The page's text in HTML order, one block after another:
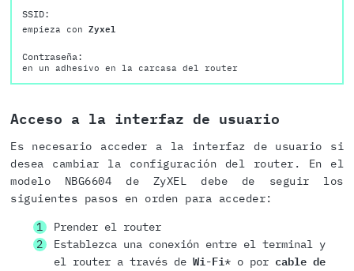
SSID:
empieza con Zyxel
Contraseña:
en un adhesivo en la carcasa del router
Acceso a la interfaz de usuario
Es necesario acceder a la interfaz de usuario si
desea cambiar la configuración del router. En el
modelo NBG6604 de ZyXEL debe de seguir los
siguientes pasos en orden para acceder:
Prender el router
Establezca una conexión entre el terminal y
el router a través de Wi-Fi* o por cable de